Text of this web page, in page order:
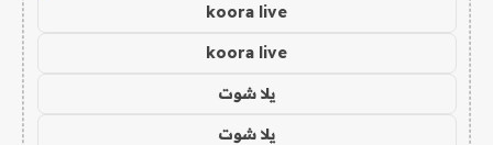
koora live
koora live
يلا شوت
يلا شوت